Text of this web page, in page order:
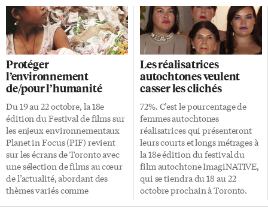
hispanophone Raphael, puis
membre du groupe acid-jazz
Liquid Soul avant de se
retrouver sur Broadway dans
Rent, Aïda et Le Roi Lion, elle a
sorti deux albums, All is Well en
2014 et My World en 2016. Ce
météore passera par le superbe
FirstOntario Performing Arts
Centre de St. Catharines le jeudi
26 octobre prochain à 19h30.
Nina Simone est décédée en
2003, […]
Montréal, à la peintre
torontoise d’origine russe
Veronica Kvassetskaia-Tsyglan.
Bâtiment du 19e siècle se
trouvant à deux pas du square
Yonge-Dundas, au cœur de
l’agitation du centre-ville, le
Arts and Letters Club s’établit
sur trois étages de grandes
salles d’exposition, de théâtres
et de pièces plus intimes. Des
hommes et des femmes d’un
[…]
Protéger
l’environnement
de/pour l’humanité
Du 19 au 22 octobre, la 18e
édition du Festival de films sur
les enjeux environnementaux
Planet in Focus (PIF) revient
sur les écrans de Toronto avec
une sélection de films au cœur
de l’actualité, abordant des
thèmes variés comme
Les réalisatrices
autochtones veulent
casser les clichés
72%. C’est le pourcentage de
femmes autochtones
réalisatrices qui présenteront
leurs courts et longs métrages à
la 18e édition du festival du
film autochtone ImagiNATIVE,
qui se tiendra du 18 au 22
octobre prochain à Toronto.